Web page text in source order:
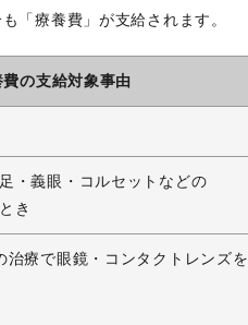
「療養費」が支給されます。
費の支給対象事由
・義眼・コルセットなどの
き
療で眼鏡・コンタクトレンズを